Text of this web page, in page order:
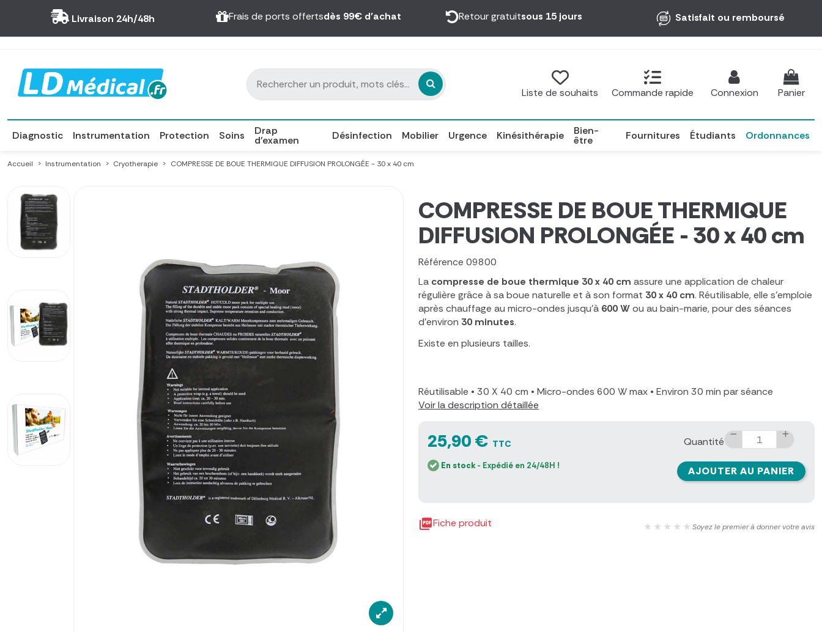
Livraison 24h/48h Frais de ports offertsdès 99€ d’achat Retour gratuitsous 15 jours Satisfait ou remboursé
Liste de souhaits Commande rapide Connexion Panier
Diagnostic Instrumentation Protection Soins Drap
d'examen Désinfection Mobilier Urgence Kinésithérapie Bien-
être Fournitures Étudiants Ordonnances
Accueil Instrumentation Cryotherapie COMPRESSE DE BOUE THERMIQUE DIFFUSION PROLONGÉE - 30 x 40 cm
COMPRESSE DE BOUE THERMIQUE
DIFFUSION PROLONGÉE - 30 x 40 cm
Référence 09800
La compresse de boue thermique 30 x 40 cm assure une application de chaleur
régulière grâce à sa boue naturelle et à son format 30 x 40 cm. Réutilisable, elle s'emploie
après chauffage au micro-ondes jusqu'à 600 Wou au bain-marie, pour des séances
d'environ 30 minutes.
Existe en plusieurs tailles.
Réutilisable • 30 X 40 cm • Micro-ondes 600 W max • Environ 30 min par séance
Voir la description détaillée
25,90 € TTC
En stock- Expédié en 24/48H !
Quantité
AJOUTER AU PANIER
Fiche produit ★★★★★ Soyez le premier à donner votre avis
Panneau de gestion des cookies